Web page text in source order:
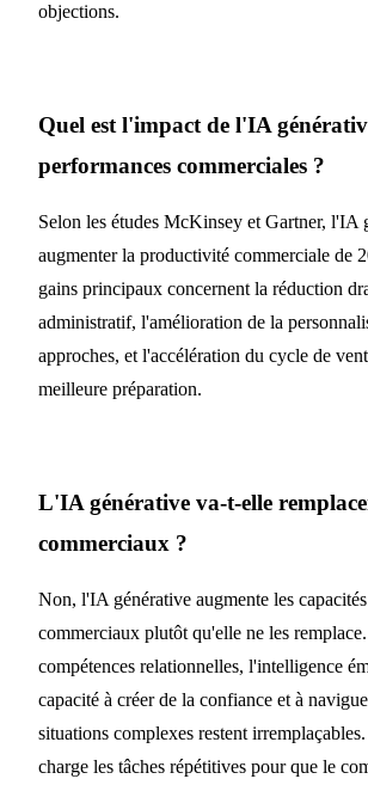
objections.
Quel est l'impact de l'IA
performances commerciales ?
Selon les études McKinsey et Gartner, l'IA
augmenter la productivité commerciale de
gains principaux concernent la réduction
administratif, l'amélioration de la
approches, et l'accélération du cycle de
meilleure préparation.
L'IA générative va-t-elle
commerciaux ?
Non, l'IA générative augmente les
commerciaux plutôt qu'elle ne les
compétences relationnelles, l'intelligence
capacité à créer de la confiance et à
situations complexes restent
charge les tâches répétitives pour que le